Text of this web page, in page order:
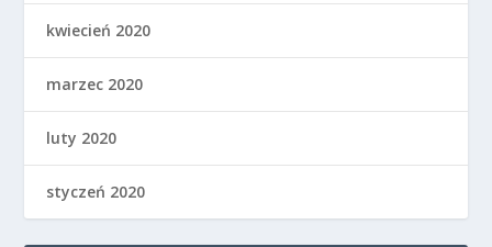
kwiecień 2020
marzec 2020
luty 2020
styczeń 2020